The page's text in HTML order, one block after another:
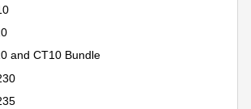
and CT10 Bundle